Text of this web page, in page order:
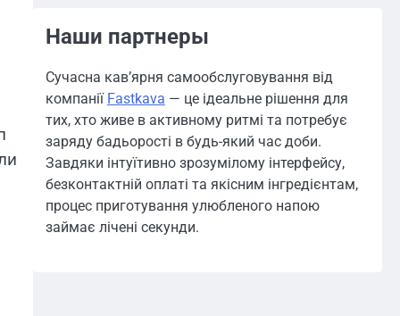
Наши партнеры
Сучасна кав’ярня самообслуговування від
компанії Fastkava — це ідеальне рішення для
тих, хто живе в активному ритмі та потребує
заряду бадьорості в будь-який час доби.
Завдяки інтуїтивно зрозумілому інтерфейсу,
безконтактній оплаті та якісним інгредієнтам,
процес приготування улюбленого напою
займає лічені секунди.